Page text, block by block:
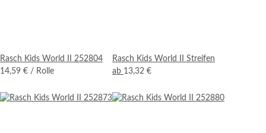
Rasch Kids World II 252804
14,59 € / Rolle
Rasch Kids World II Streifen
ab 13,32 €